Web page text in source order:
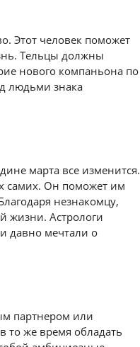
Этот человек поможет
Тельцы должны
нового компаньона по
людьми знака
марта все изменится.
самих. Он поможет им
незнакомцу,
жизни. Астрологи
давно мечтали о
партнером или
то же время обладать